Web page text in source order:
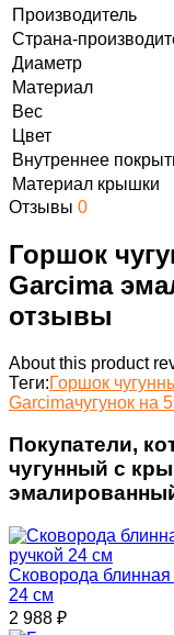
Производитель
Страна-
Диаметр
Материал
Вес
Цвет
Внутреннее
Материал крышки
Отзывы 0
Горшок
Garcima
отзывы
About this product
Теги:Горшок
Garcimaчугунок на
Покупатели,
чугунный с
Сковорода блинная
24 см
2 988 ₽